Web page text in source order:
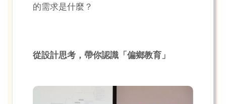
的需求是什麼？
從設計思考，帶你認識「偏鄉教育」